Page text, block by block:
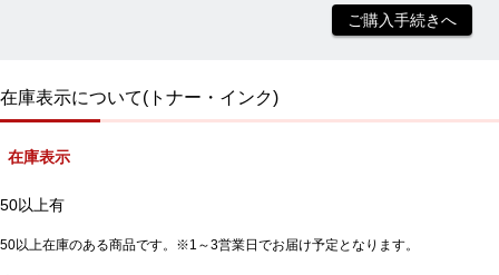
ご購入手続きへ
在庫表示について(トナー・インク)
在庫表示
50以上有
50以上在庫のある商品です。※1～3営業日でお届け予定となります。